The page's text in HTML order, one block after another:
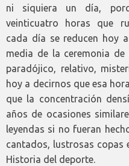
ni siquiera un día,
veinticuatro horas que
cada día se reducen hoy
media de la ceremonia
paradójico, relativo,
hoy a decirnos que esa
que la concentración
años de ocasiones
leyendas si no fueran
cantados, lustrosas copas
Historia del deporte.